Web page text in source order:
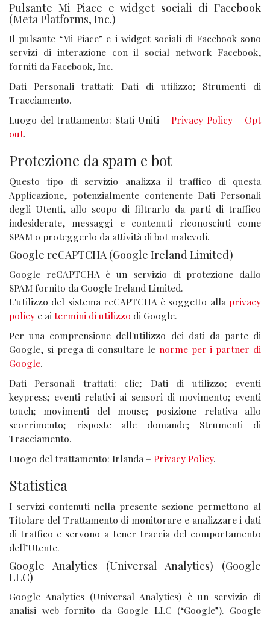
Pulsante Mi Piace e widget sociali di Facebook
(Meta Platforms, Inc.)
Il pulsante “Mi Piace” e i widget sociali di Facebook sono
servizi di interazione con il social network Facebook,
forniti da Facebook, Inc.
Dati Personali trattati: Dati di utilizzo; Strumenti di
Tracciamento.
Luogo del trattamento: Stati Uniti – Privacy Policy– Opt
out.
Protezione da spam e bot
Questo tipo di servizio analizza il traffico di questa
Applicazione, potenzialmente contenente Dati Personali
degli Utenti, allo scopo di filtrarlo da parti di traffico
indesiderate, messaggi e contenuti riconosciuti come
SPAM o proteggerlo da attività di bot malevoli.
Google reCAPTCHA (Google Ireland Limited)
Google reCAPTCHA è un servizio di protezione dallo
SPAM fornito da Google Ireland Limited.
L'utilizzo del sistema reCAPTCHA è soggetto alla privacy
policy e ai termini di utilizzo di Google.
Per una comprensione dell'utilizzo dei dati da parte di
Google, si prega di consultare le norme per i partner di
Google.
Dati Personali trattati: clic; Dati di utilizzo; eventi
keypress; eventi relativi ai sensori di movimento; eventi
touch; movimenti del mouse; posizione relativa allo
scorrimento; risposte alle domande; Strumenti di
Tracciamento.
Luogo del trattamento: Irlanda – Privacy Policy.
Statistica
I servizi contenuti nella presente sezione permettono al
Titolare del Trattamento di monitorare e analizzare i dati
di traffico e servono a tener traccia del comportamento
dell’Utente.
Google Analytics (Universal Analytics) (Google
LLC)
Google Analytics (Universal Analytics) è un servizio di
analisi web fornito da Google LLC (“Google”). Google